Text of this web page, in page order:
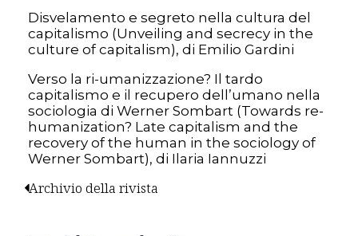
Disvelamento e segreto nella cultura del
capitalismo (Unveiling and secrecy in the
culture of capitalism), di Emilio Gardini
Verso la ri-umanizzazione? Il tardo
capitalismo e il recupero dell’umano nella
sociologia di Werner Sombart (Towards re-
humanization? Late capitalism and the
recovery of the human in the sociology of
Werner Sombart), di Ilaria Iannuzzi
Archivio della rivista